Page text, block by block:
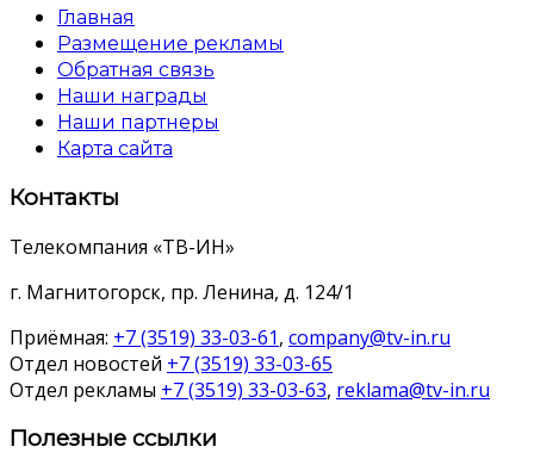
Главная
Размещение рекламы
Обратная связь
Наши награды
Наши партнеры
Карта сайта
Контакты
Телекомпания «ТВ-ИН»
г. Магнитогорск, пр. Ленина, д. 124/1
Приёмная: +7 (3519) 33-03-61, company@tv-in.ru
Отдел новостей +7 (3519) 33-03-65
Отдел рекламы +7 (3519) 33-03-63, reklama@tv-in.ru
Полезные ссылки